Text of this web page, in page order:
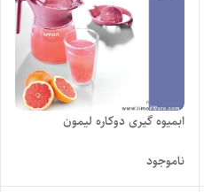
ابمیوه گیری دوکاره لیمون
ناموجود